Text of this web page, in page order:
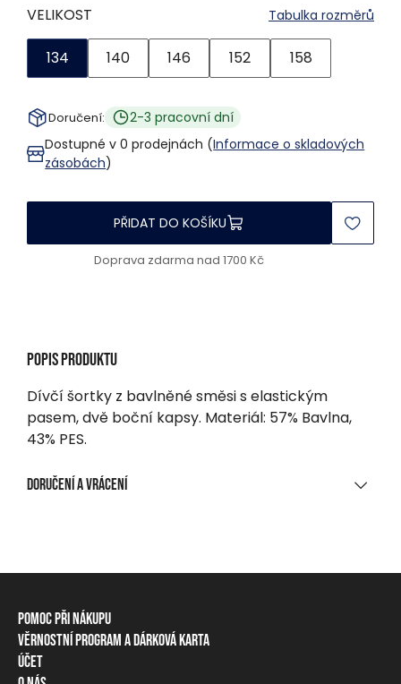
VELIKOST Tabulka rozměrů
134 140 146 152 158
Doručení:
2-3 pracovní dní
Dostupné v 0 prodejnách (Informace o skladových
zásobách)
PŘIDAT DO KOŠÍKU
Doprava zdarma nad 1700 Kč
Popis produktu
Dívčí šortky z bavlněné směsi s elastickým
pasem, dvě boční kapsy. Materiál: 57% Bavlna,
43% PES.
Doručení a vrácení
Na výdejní místo, do balíkomatu
Od 95 CZK
Doručení na adresu
Od 150 CZK
Pomoc při nákupu
Informace o dopravě
Způsoby platby
Věrnostní program a dárková karta
Věrnostní program
Účet